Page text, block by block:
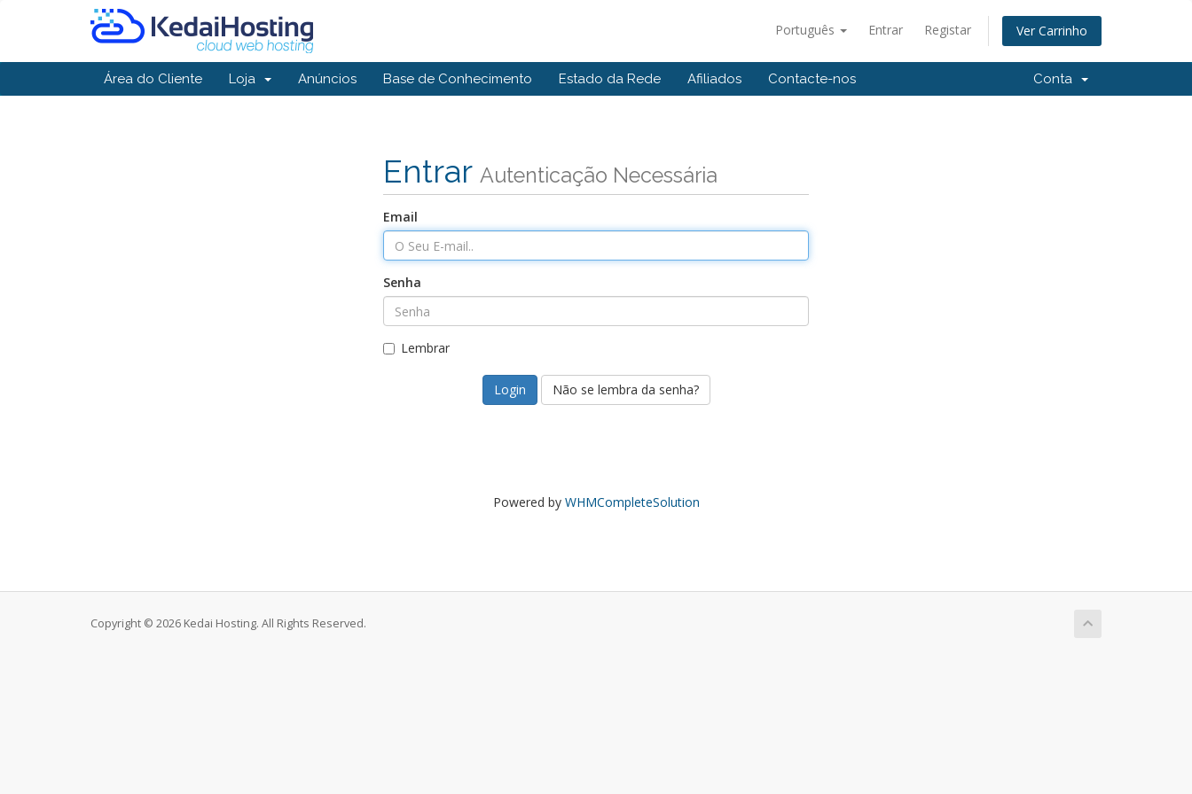
Português Entrar Registar Ver Carrinho
Área do Cliente Loja Anúncios Base de Conhecimento Estado da Rede Afiliados Contacte-nos Conta
Entrar Autenticação Necessária
Email
Senha
Lembrar
Não se lembra da senha?
Powered by WHMCompleteSolution
Copyright © 2026 Kedai Hosting. All Rights Reserved.